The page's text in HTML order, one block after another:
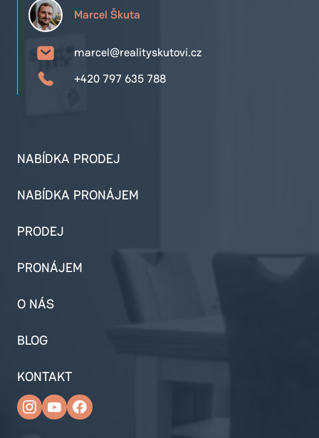
Marcel Škuta
marcel@realityskutovi.cz
+420 797 635 788
NABÍDKA PRODEJ
NABÍDKA PRONÁJEM
PRODEJ
PRONÁJEM
O NÁS
BLOG
KONTAKT